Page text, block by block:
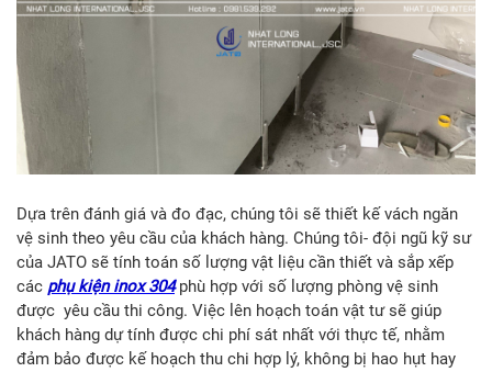
Dựa trên đánh giá và đo đạc, chúng tôi sẽ thiết kế vách ngăn
vệ sinh theo yêu cầu của khách hàng. Chúng tôi- đội ngũ kỹ sư
của JATO sẽ tính toán số lượng vật liệu cần thiết và sắp xếp
các phụ kiện inox 304phù hợp với số lượng phòng vệ sinh
được yêu cầu thi công. Việc lên hoạch toán vật tư sẽ giúp
khách hàng dự tính được chi phí sát nhất với thực tế, nhằm
đảm bảo được kế hoạch thu chi hợp lý, không bị hao hụt hay